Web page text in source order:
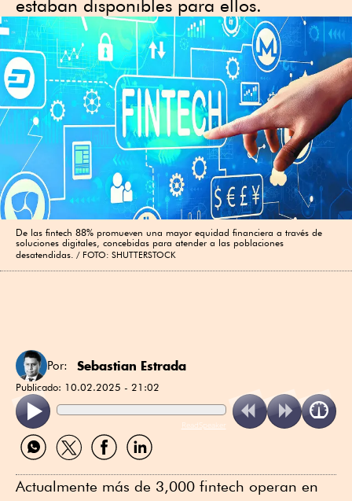
estaban disponibles para ellos.
De las fintech 88% promueven una mayor equidad financiera a través de
soluciones digitales, concebidas para atender a las poblaciones
desatendidas.
FOTO: SHUTTERSTOCK
Por: Sebastian Estrada
Publicado: 10.02.2025 - 21:02
ReadSpeaker
Compartir
por
Compartir
por
Compartir
por
Compartir
por
Actualmente más de 3,000 fintech operan en